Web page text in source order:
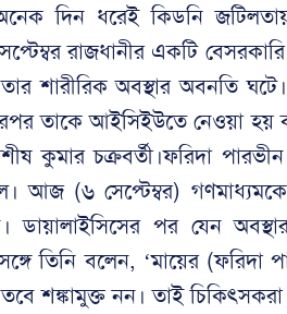
দিন ধরেই কিডনি
রাজধানীর একটি
শারীরিক অবস্থার অবনতি
তাকে আইসিইউতে নেওয়া হয়
কুমার চক্রবর্তী।ফরিদা
আজ (৬ সেপ্টেম্বর)
ডায়ালাইসিসের পর যেন
তিনি বলেন, ‘মায়ের
শঙ্কামুক্ত নন। তাই চিকিৎসকরা